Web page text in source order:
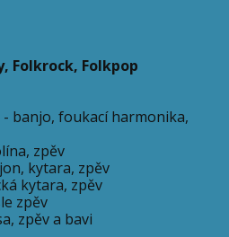
Folkrock, Folkpop
banjo, foukací harmonika,
zpěv
kytara, zpěv
kytara, zpěv
zpěv
zpěv a bavi